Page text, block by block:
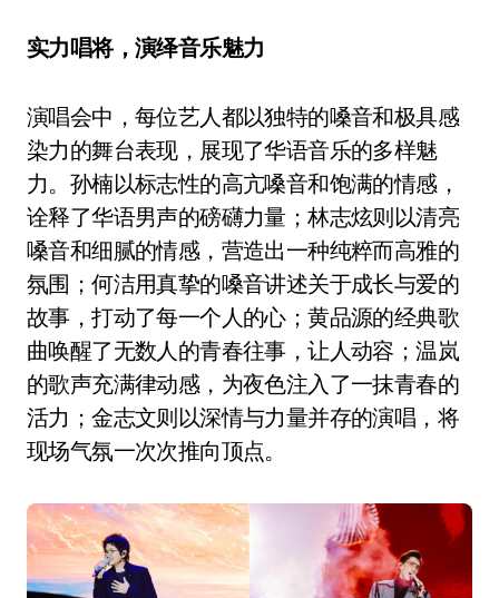
实力唱将，演绎音乐魅力
演唱会中，每位艺人都以独特的嗓音和极具感
染力的舞台表现，展现了华语音乐的多样魅
力。孙楠以标志性的高亢嗓音和饱满的情感，
诠释了华语男声的磅礴力量；林志炫则以清亮
嗓音和细腻的情感，营造出一种纯粹而高雅的
氛围；何洁用真挚的嗓音讲述关于成长与爱的
故事，打动了每一个人的心；黄品源的经典歌
曲唤醒了无数人的青春往事，让人动容；温岚
的歌声充满律动感，为夜色注入了一抹青春的
活力；金志文则以深情与力量并存的演唱，将
现场气氛一次次推向顶点。